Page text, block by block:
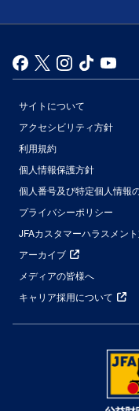
サイトについて
アクセシビリティ方針
利用規約
個人情報保護方針
個人番号及び特定個人情報
プライバシーポリシー
JFAカスタマーハラスメン
アーカイブ
メディアの皆様へ
キャリア採用について